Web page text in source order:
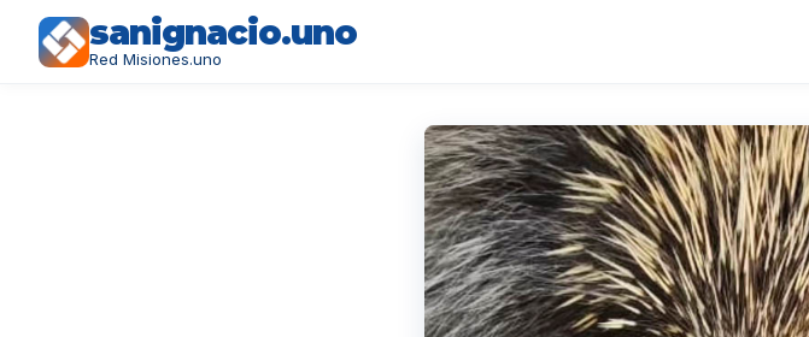
sanignacio.uno
Red Misiones.uno